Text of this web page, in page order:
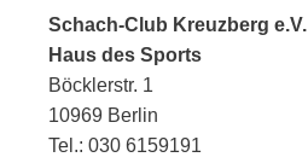
Schach-Club Kreuzberg e.V.
Haus des Sports
Böcklerstr. 1
10969 Berlin
Tel.: 030 6159191